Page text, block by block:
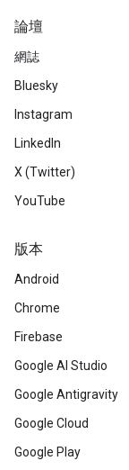
論壇
網誌
Bluesky
Instagram
LinkedIn
X (Twitter)
YouTube
版本
Android
Chrome
Firebase
Google AI Studio
Google Antigravity
Google Cloud
Google Play